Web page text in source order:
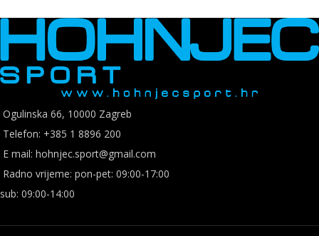
Ogulinska 66, 10000 Zagreb
Telefon: +385 1 8896 200
E mail: hohnjec.sport@gmail.com
Radno vrijeme: pon-pet: 09:00-17:00
sub: 09:00-14:00